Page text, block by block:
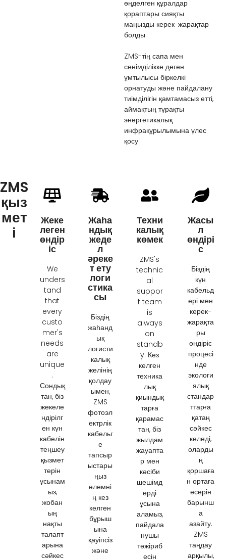
өңделген құралдар
қораптары сияқты
маңызды керек-жарақтар
болды.
ZMS-тің сапа мен
сенімділікке деген
ұмтылысы біркелкі
орнатуды және пайдалану
тиімділігін қамтамасыз етті,
аймақтың тұрақты
энергетикалық
инфрақұрылымына үлес
қосу.
ZMS
қыз
мет
і
Жеке
леген
өндір
іс
We
unders
tand
that
every
custo
mer's
needs
are
unique
.
Сондық
тан, біз
жекеле
ндірілг
ен күн
кабелін
теңшеу
қызмет
терін
ұсынам
ыз,
жобан
ың
нақты
талапт
арына
сәйкес
Жаһа
ндық
жеде
л
әреке
т ету
логи
стика
сы
Біздің
жаһанд
ық
логисти
калық
желінің
қолдау
ымен,
ZMS
фотоэл
ектрлік
кабельг
е
тапсыр
ыстары
ңыз
әлемні
ң кез
келген
бұрыш
ына
қауіпсіз
және
Техни
калық
көмек
ZMS's
technic
al
suppor
t team
is
always
on
standb
y. Кез
келген
техника
лық
қиындық
тарға
қарамас
тан, біз
жылдам
жауапта
р мен
кәсіби
шешімд
ерді
ұсына
аламыз,
пайдала
нушы
тәжіриб
есін
Жасы
л
өндірі
с
Біздің
күн
кабельд
ері мен
керек-
жарақта
ры
өндіріс
процесі
нде
экологи
ялық
стандар
ттарға
қатаң
сәйкес
келеді,
оларды
ң
қоршаға
н ортаға
әсерін
барынш
а
азайту.
ZMS
таңдау
арқылы,